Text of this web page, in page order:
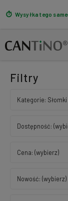
Filtry
Kategorie:
Dostępność:
Cena: (wybierz)
Nowość: (wybierz)
Wysyłka tego